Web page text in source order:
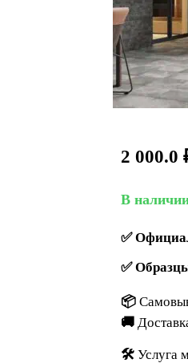
2 000.0
В
✅
✅
📦
🚚
🛠️ Услуга